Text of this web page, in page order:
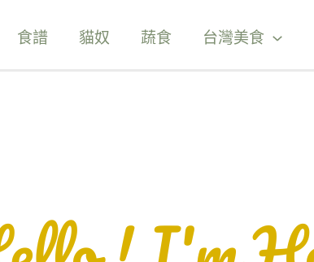
食譜 貓奴 蔬食 台灣美食